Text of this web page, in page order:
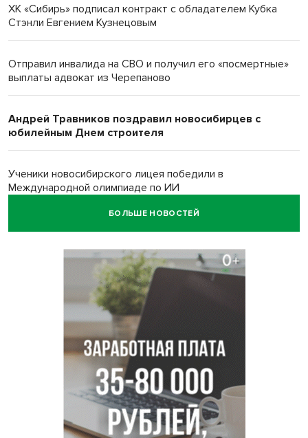
ХК «Сибирь» подписал контракт с обладателем Кубка
Стэнли Евгением Кузнецовым
Отправил инвалида на СВО и получил его «посмертные»
выплаты адвокат из Черепаново
Андрей Травников поздравил новосибирцев с
юбилейным Днем строителя
Ученики новосибирского лицея победили в
Международной олимпиаде по ИИ
БОЛЬШЕ НОВОСТЕЙ